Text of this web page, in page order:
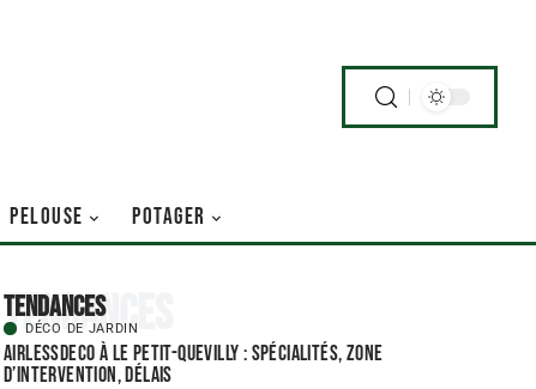
PELOUSE POTAGER
Tendances
Tendances
DÉCO DE JARDIN
AIRLESSDECO à Le Petit-Quevilly : spécialités, zone
d’intervention, délais